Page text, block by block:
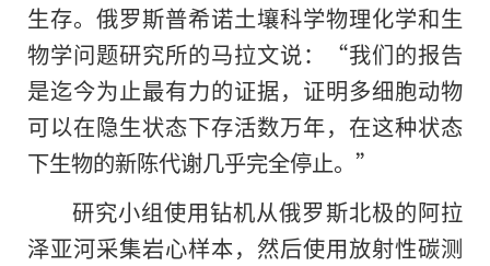
生存。俄罗斯普希诺土壤科学物理化学和生
物学问题研究所的马拉文说：“我们的报告
是迄今为止最有力的证据，证明多细胞动物
可以在隐生状态下存活数万年，在这种状态
下生物的新陈代谢几乎完全停止。”
研究小组使用钻机从俄罗斯北极的阿拉
泽亚河采集岩心样本，然后使用放射性碳测